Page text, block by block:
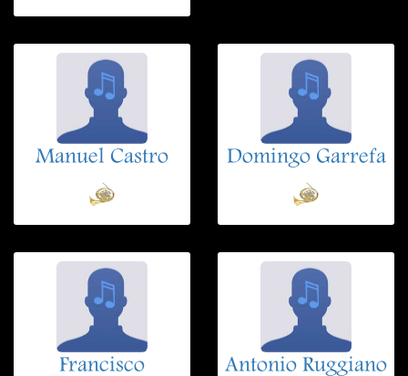
Manuel Castro Domingo Garrefa
Francisco
Antonio Ruggiano